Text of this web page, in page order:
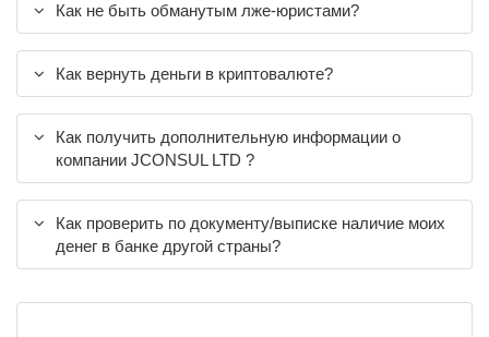
Как не быть обманутым лже-юристами?
Как вернуть деньги в криптовалюте?
Как получить дополнительную информации о
компании JCONSUL LTD ?
Как проверить по документу/выписке наличие моих
денег в банке другой страны?